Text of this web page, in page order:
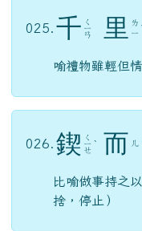
025. 千 ㄑ
ㄧ
ㄢ 里
ㄌ
ㄧ
喻禮物雖輕但
026. 鍥 ㄑ
ㄧ
ㄝ
ˋ 而 ㄦ
比喻做事持之
捨，停止）